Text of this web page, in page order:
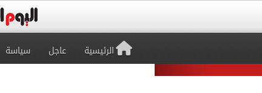
الرئيسية عاجل سياسة